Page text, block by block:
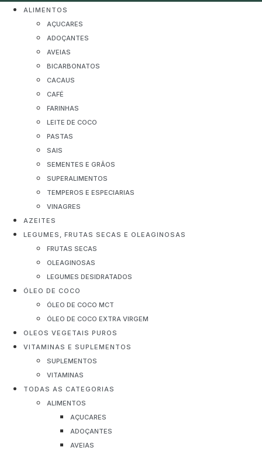
ALIMENTOS
AÇUCARES
ADOÇANTES
AVEIAS
BICARBONATOS
CACAUS
CAFÉ
FARINHAS
LEITE DE COCO
PASTAS
SAIS
SEMENTES E GRÃOS
SUPERALIMENTOS
TEMPEROS E ESPECIARIAS
VINAGRES
AZEITES
LEGUMES, FRUTAS SECAS E OLEAGINOSAS
FRUTAS SECAS
OLEAGINOSAS
LEGUMES DESIDRATADOS
ÓLEO DE COCO
ÓLEO DE COCO MCT
ÓLEO DE COCO EXTRA VIRGEM
OLEOS VEGETAIS PUROS
VITAMINAS E SUPLEMENTOS
SUPLEMENTOS
VITAMINAS
TODAS AS CATEGORIAS
ALIMENTOS
AÇUCARES
ADOÇANTES
AVEIAS